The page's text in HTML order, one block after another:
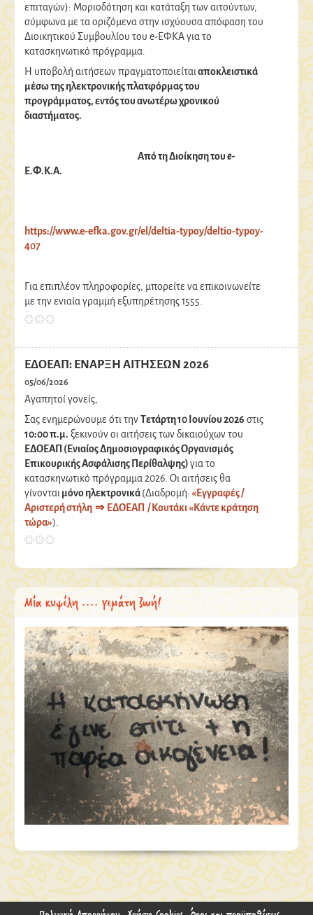
επιταγών): Μοριοδότηση και κατάταξη των αιτούντων,
σύμφωνα με τα οριζόμενα στην ισχύουσα απόφαση του
Διοικητικού Συμβουλίου του e-ΕΦΚΑ για το
κατασκηνωτικό πρόγραμμα.
Η υποβολή αιτήσεων πραγματοποιείταιαποκλειστικά
μέσω της ηλεκτρονικής πλατφόρμας του
προγράμματος, εντός του ανωτέρω χρονικού
διαστήματος.
Από τη Διοίκηση τουe-
Ε.Φ.Κ.Α.
https://www.e-efka.gov.gr/el/deltia-typoy/deltio-typoy-
407
Για επιπλέον πληροφορίες, μπορείτε να επικοινωνείτε
με την ενιαία γραμμή εξυπηρέτησης 1555.
ΕΔΟΕΑΠ: ΕΝΑΡΞΗ ΑΙΤΗΣΕΩΝ 2026
05/06/2026
Αγαπητοί γονείς,
Σας ενημερώνουμε ότι τηνΤετάρτη 10 Ιουνίου 2026 στις
10:00 π.μ. ξεκινούν οι αιτήσεις των δικαιούχων του
ΕΔΟΕΑΠ (Ενιαίος Δημοσιογραφικός Οργανισμός
Επικουρικής Ασφάλισης Περίθαλψης)για το
κατασκηνωτικό πρόγραμμα 2026. Οι αιτήσεις θα
γίνονταιμόνο ηλεκτρονικά(Διαδρομή:«Εγγραφές /
Αριστερή στήλη ⇒ ΕΔΟΕΑΠ / Κουτάκι «Κάντε κράτηση
τώρα»).
Μία κυψέλη .... γεμάτη ζωή!